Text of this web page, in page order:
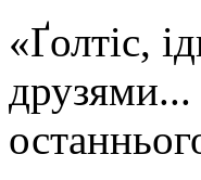
«Ґолтіс,